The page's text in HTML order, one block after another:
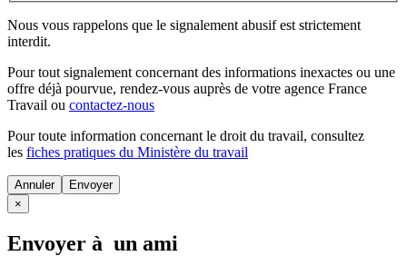
Nous vous rappelons que le signalement abusif est strictement
interdit.
Pour tout signalement concernant des informations inexactes ou une
offre déjà pourvue, rendez-vous auprès de votre agence France
Travail ou contactez-nous
Pour toute information concernant le droit du travail, consultez
les fiches pratiques du Ministère du travail
Annuler
×
Envoyer à un ami